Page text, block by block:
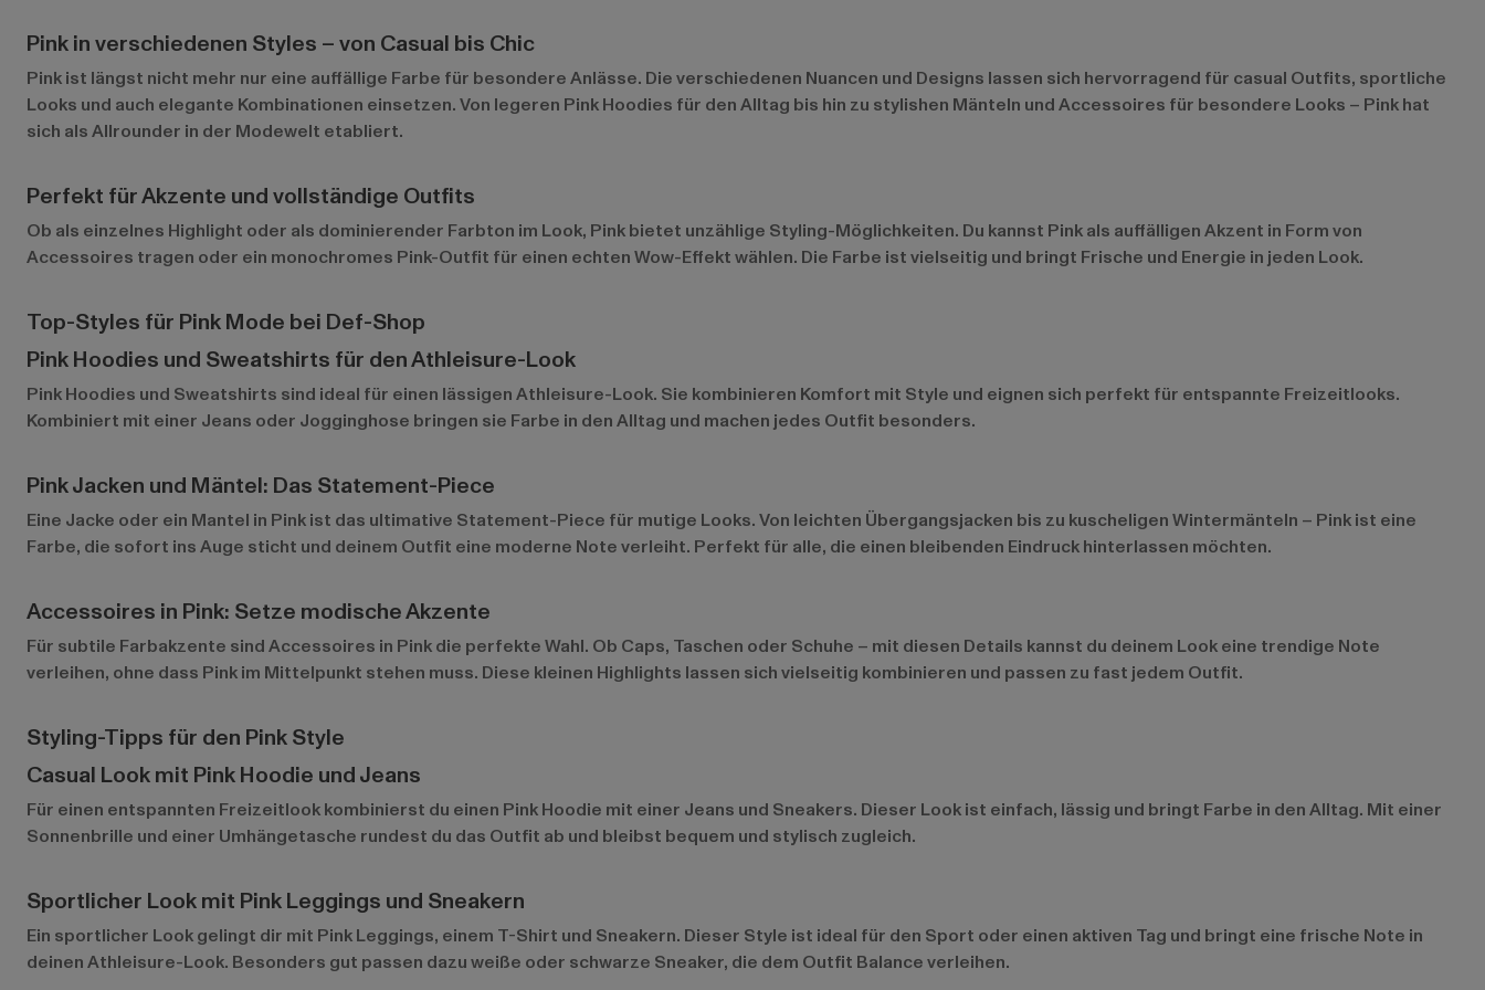
Pink in verschiedenen Styles – von Casual bis Chic
Pink ist längst nicht mehr nur eine auffällige Farbe für besondere Anlässe. Die verschiedenen Nuancen und Designs lassen sich hervorragend für casual Outfits, sportliche
Looks und auch elegante Kombinationen einsetzen. Von legeren Pink Hoodies für den Alltag bis hin zu stylishen Mänteln und Accessoires für besondere Looks – Pink hat
sich als Allrounder in der Modewelt etabliert.
Perfekt für Akzente und vollständige Outfits
Ob als einzelnes Highlight oder als dominierender Farbton im Look, Pink bietet unzählige Styling-Möglichkeiten. Du kannst Pink als auffälligen Akzent in Form von
Accessoires tragen oder ein monochromes Pink-Outfit für einen echten Wow-Effekt wählen. Die Farbe ist vielseitig und bringt Frische und Energie in jeden Look.
Top-Styles für Pink Mode bei Def-Shop
Pink Hoodies und Sweatshirts für den Athleisure-Look
Pink Hoodies und Sweatshirts sind ideal für einen lässigen Athleisure-Look. Sie kombinieren Komfort mit Style und eignen sich perfekt für entspannte Freizeitlooks.
Kombiniert mit einer Jeans oder Jogginghose bringen sie Farbe in den Alltag und machen jedes Outfit besonders.
Pink Jacken und Mäntel: Das Statement-Piece
Eine Jacke oder ein Mantel in Pinkist das ultimative Statement-Piece für mutige Looks. Von leichten Übergangsjacken bis zu kuscheligen Wintermänteln – Pink ist eine
Farbe, die sofort ins Auge sticht und deinem Outfit eine moderne Note verleiht. Perfekt für alle, die einen bleibenden Eindruck hinterlassen möchten.
Accessoires in Pink: Setze modische Akzente
Für subtile Farbakzente sind Accessoires in Pink die perfekte Wahl. Ob Caps, Taschen oder Schuhe – mit diesen Details kannst du deinem Look eine trendige Note
verleihen, ohne dass Pink im Mittelpunkt stehen muss. Diese kleinen Highlights lassen sich vielseitig kombinieren und passen zu fast jedem Outfit.
Styling-Tipps für den Pink Style
Casual Look mit Pink Hoodie und Jeans
Für einen entspannten Freizeitlook kombinierst du einen Pink Hoodie mit einer Jeans und Sneakers. Dieser Look ist einfach, lässig und bringt Farbe in den Alltag. Mit einer
Sonnenbrille und einer Umhängetasche rundest du das Outfit ab und bleibst bequem und stylisch zugleich.
Sportlicher Look mit Pink Leggings und Sneakern
Ein sportlicher Look gelingt dir mit Pink Leggings, einem T-Shirt und Sneakern. Dieser Style ist ideal für den Sport oder einen aktiven Tag und bringt eine frische Note in
deinen Athleisure-Look. Besonders gut passen dazu weiße oder schwarze Sneaker, die dem Outfit Balance verleihen.